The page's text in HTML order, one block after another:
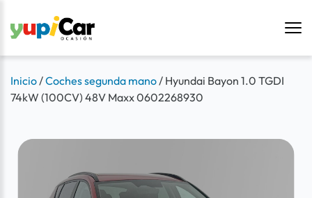
Inicio/Coches segunda mano/ Hyundai Bayon 1.0 TGDI
74kW (100CV) 48V Maxx 0602268930